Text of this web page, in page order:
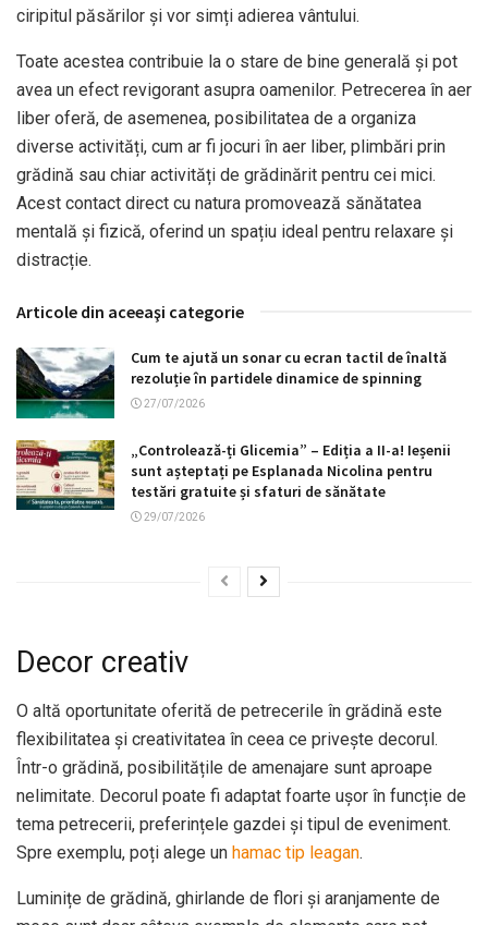
ciripitul păsărilor și vor simți adierea vântului.
Toate acestea contribuie la o stare de bine generală și pot
avea un efect revigorant asupra oamenilor. Petrecerea în aer
liber oferă, de asemenea, posibilitatea de a organiza
diverse activități, cum ar fi jocuri în aer liber, plimbări prin
grădină sau chiar activități de grădinărit pentru cei mici.
Acest contact direct cu natura promovează sănătatea
mentală și fizică, oferind un spațiu ideal pentru relaxare și
distracție.
Articole din aceeaşi categorie
Cum te ajută un sonar cu ecran tactil de înaltă
rezoluție în partidele dinamice de spinning
27/07/2026
„Controlează-ți Glicemia” – Ediția a II-a! Ieșenii
sunt așteptați pe Esplanada Nicolina pentru
testări gratuite și sfaturi de sănătate
29/07/2026
Decor creativ
O altă oportunitate oferită de petrecerile în grădină este
flexibilitatea și creativitatea în ceea ce privește decorul.
Într-o grădină, posibilitățile de amenajare sunt aproape
nelimitate. Decorul poate fi adaptat foarte ușor în funcție de
tema petrecerii, preferințele gazdei și tipul de eveniment.
Spre exemplu, poți alege un hamac tip leagan.
Luminițe de grădină, ghirlande de flori și aranjamente de